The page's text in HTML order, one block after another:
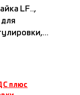
LF..,
на
плюс